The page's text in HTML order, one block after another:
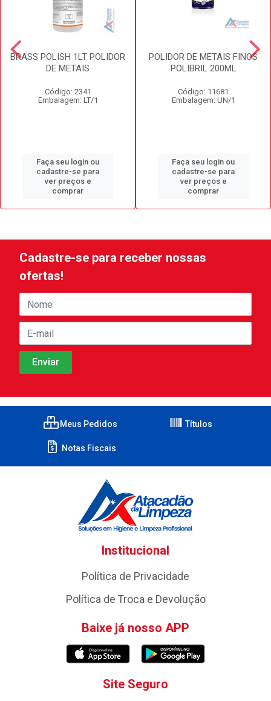
BRASS POLISH 1LT POLIDOR
DE METAIS
Código: 2341
Embalagem: LT/1
Faça seu login ou
cadastre-se para
ver preços e
comprar
POLIDOR DE METAIS FINOS
POLIBRIL 200ML
Código: 11681
Embalagem: UN/1
Faça seu login ou
cadastre-se para
ver preços e
comprar
Cadastre-se para receber nossas
ofertas!
Meus Pedidos Títulos
Notas Fiscais
Institucional
Política de Privacidade
Política de Troca e Devolução
Baixe já nosso APP
Site Seguro